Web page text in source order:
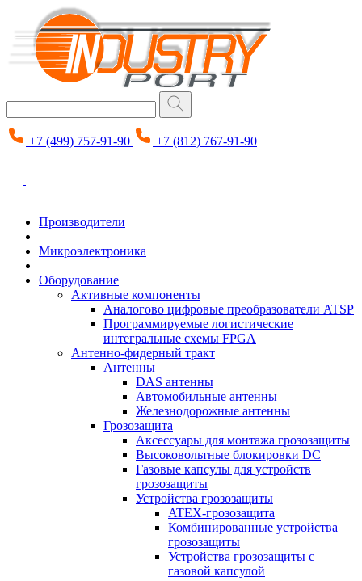
+7 (499) 757-91-90 +7 (812) 767-91-90
Производители
Микроэлектроника
Оборудование
Активные компоненты
Аналогово цифровые преобразователи ATSP
Программируемые логистические
интегральные схемы FPGA
Антенно-фидерный тракт
Антенны
DAS антенны
Автомобильные антенны
Железнодорожные антенны
Грозозащита
Аксессуары для монтажа грозозащиты
Высоковольтные блокировки DC
Газовые капсулы для устройств
грозозащиты
Устройства грозозащиты
ATEX-грозозащита
Комбинированные устройства
грозозащиты
Устройства грозозащиты с
газовой капсулой